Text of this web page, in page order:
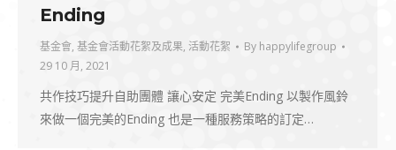
Ending
基金會, 基金會活動花絮及成果, 活動花絮 By happylifegroup
29 10 月, 2021
共作技巧提升自助團體 讓心安定 完美Ending 以製作風鈴
來做一個完美的Ending 也是一種服務策略的訂定…